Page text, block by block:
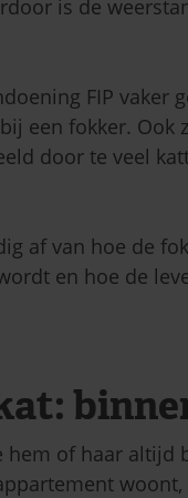
is de
FIP vaker
een fokker. Ook
door te veel
af van hoe de
en hoe de
hem of haar